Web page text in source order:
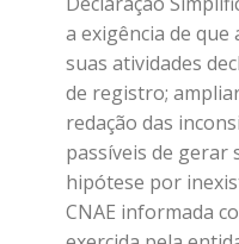
a exigência de
suas atividades
de registro;
redação das
passíveis de gerar
hipótese por
CNAE informada